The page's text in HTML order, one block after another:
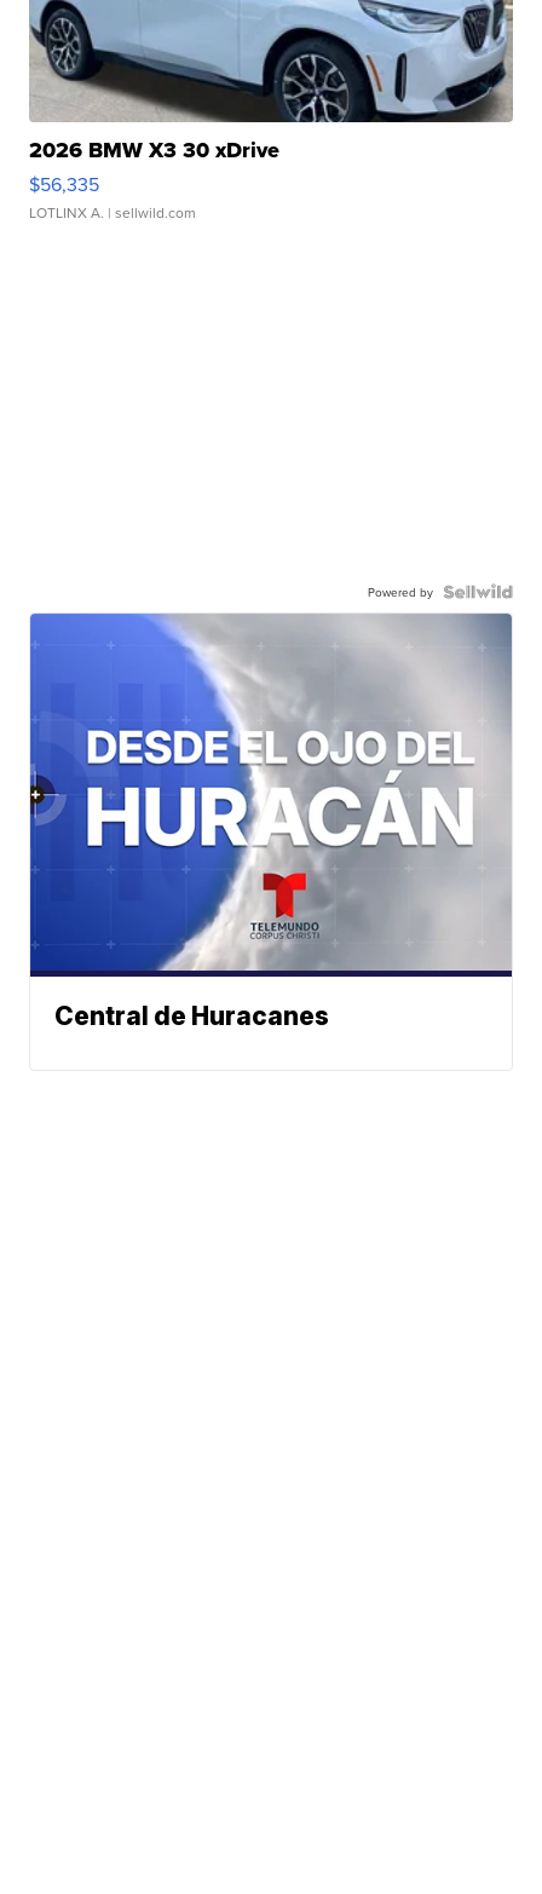
2026 BMW X3 30 xDrive
$56,335
LOTLINX A. | sellwild.com
Powered by
Central de Huracanes